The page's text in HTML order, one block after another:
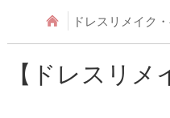
ドレスリメイク
【ドレスリメイク】ア
【ドレスリ